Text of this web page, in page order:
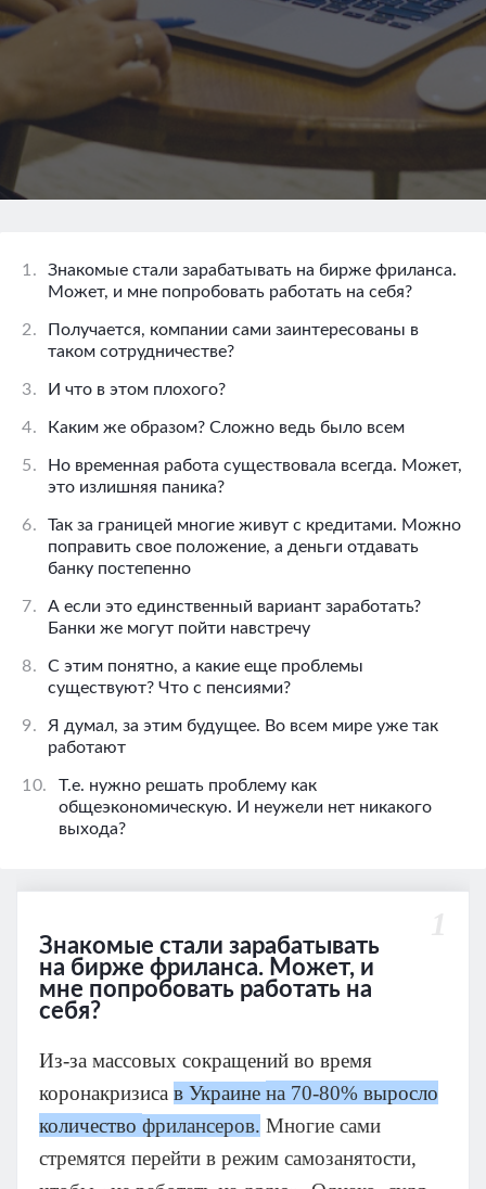
1.
Знакомые стали зарабатывать на бирже фриланса.
Может, и мне попробовать работать на себя?
2.
Получается, компании сами заинтересованы в
таком сотрудничестве?
3. И что в этом плохого?
4. Каким же образом? Сложно ведь было всем
5.
Но временная работа существовала всегда. Может,
это излишняя паника?
6.
Так за границей многие живут с кредитами. Можно
поправить свое положение, а деньги отдавать
банку постепенно
7.
А если это единственный вариант заработать?
Банки же могут пойти навстречу
8.
С этим понятно, а какие еще проблемы
существуют? Что с пенсиями?
9.
Я думал, за этим будущее. Во всем мире уже так
работают
10.
Т.е. нужно решать проблему как
общеэкономическую. И неужели нет никакого
выхода?
Знакомые стали зарабатывать
на бирже фриланса. Может, и
мне попробовать работать на
себя?
Из-за массовых сокращений во время
коронакризиса в Украине на 70-80% выросло
количество фрилансеров. Многие сами
стремятся перейти в режим самозанятости,